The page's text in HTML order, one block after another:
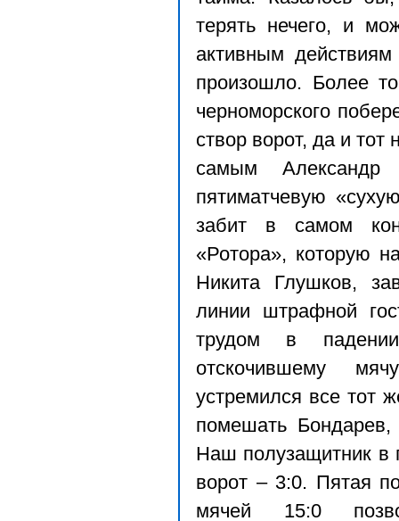
терять нечего, и
активным
произошло. Более
черноморского
створ ворот, да и тот
самым
пятиматчевую
забит в самом
«Ротора», которую
Никита Глушков,
линии штрафной
трудом в
отскочившему
устремился все тот
помешать
Наш полузащитник в
ворот – 3:0. Пятая
мячей 15:0